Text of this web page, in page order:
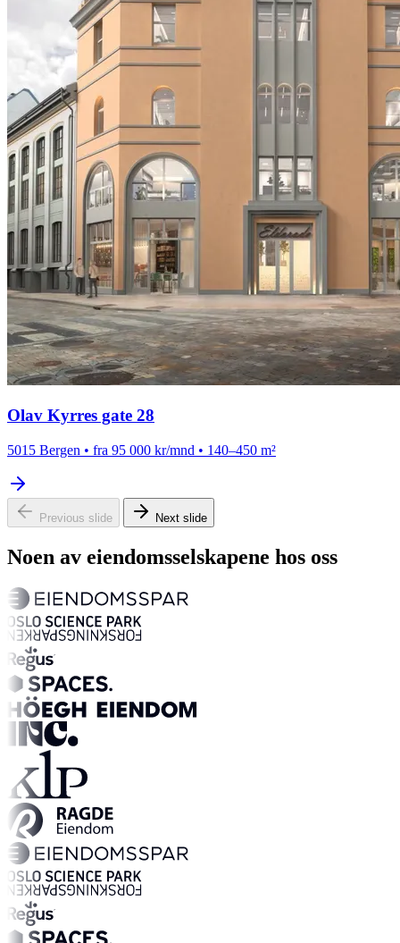
Olav Kyrres gate 28
5015 Bergen • fra 95 000 kr/mnd • 140–450 m²
Previous slide Next slide
Noen av eiendomsselskapene hos oss